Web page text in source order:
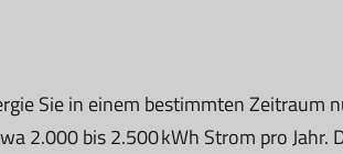
Sie in einem bestimmten
2.000 bis 2.500 kWh Strom pro